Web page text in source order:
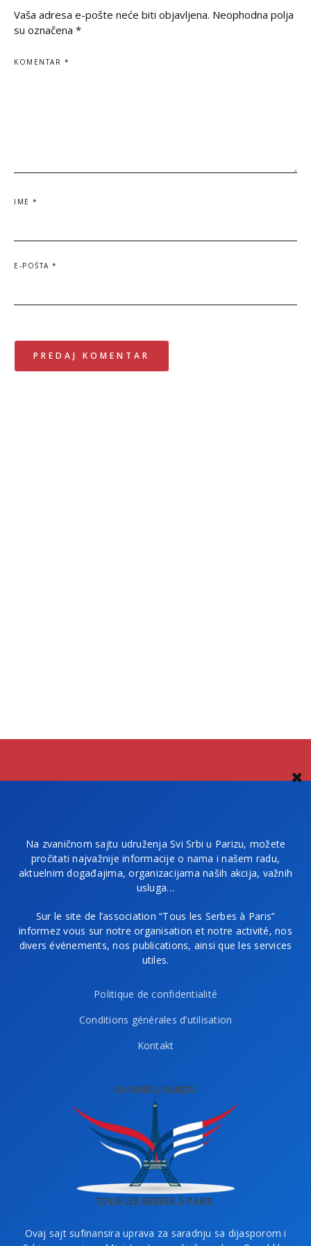
Vaša adresa e-pošte neće biti objavljena. Neophodna polja
su označena *
KOMENTAR *
IME *
E-POŠTA *
Na zvaničnom sajtu udruženja Svi Srbi u Parizu, možete
pročitati najvažnije informacije o nama i našem radu,
aktuelnim događajima, organizacijama naših akcija, važnih
usluga…
Sur le site de l’association “Tous les Serbes à Paris”
informez vous sur notre organisation et notre activité, nos
divers événements, nos publications, ainsi que les services
utiles.
Politique de confidentialité
Conditions générales d’utilisation
Kontakt
Ovaj sajt sufinansira uprava za saradnju sa dijasporom i